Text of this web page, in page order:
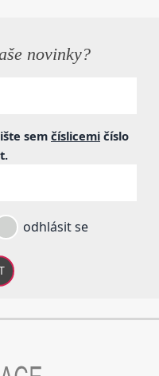
novinky?
sem číslicemi číslo
.
odhlásit se